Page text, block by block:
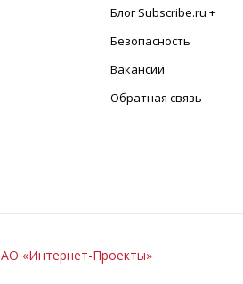
Блог Subscribe.ru +
Безопасность
Вакансии
Обратная связь
АО «Интернет-Проекты»